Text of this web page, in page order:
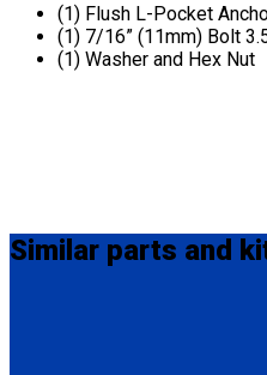
(1) Flush L-Pocket
(1) 7/16” (11mm) Bolt
(1) Washer and Hex Nut
Similar parts and